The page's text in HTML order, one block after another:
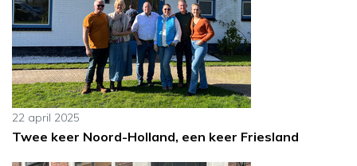
22 april 2025
Twee keer Noord-Holland, een keer Friesland